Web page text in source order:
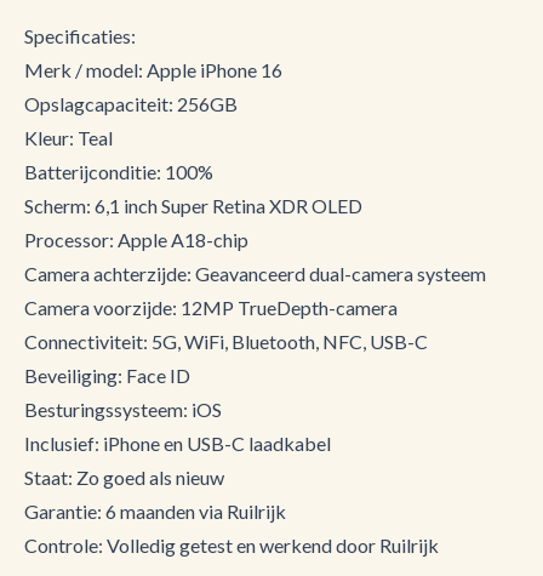
Specificaties:
Merk / model: Apple iPhone 16
Opslagcapaciteit: 256GB
Kleur: Teal
Batterijconditie: 100%
Scherm: 6,1 inch Super Retina XDR OLED
Processor: Apple A18-chip
Camera achterzijde: Geavanceerd dual-camera systeem
Camera voorzijde: 12MP TrueDepth-camera
Connectiviteit: 5G, WiFi, Bluetooth, NFC, USB-C
Beveiliging: Face ID
Besturingssysteem: iOS
Inclusief: iPhone en USB-C laadkabel
Staat: Zo goed als nieuw
Garantie: 6 maanden via Ruilrijk
Controle: Volledig getest en werkend door Ruilrijk